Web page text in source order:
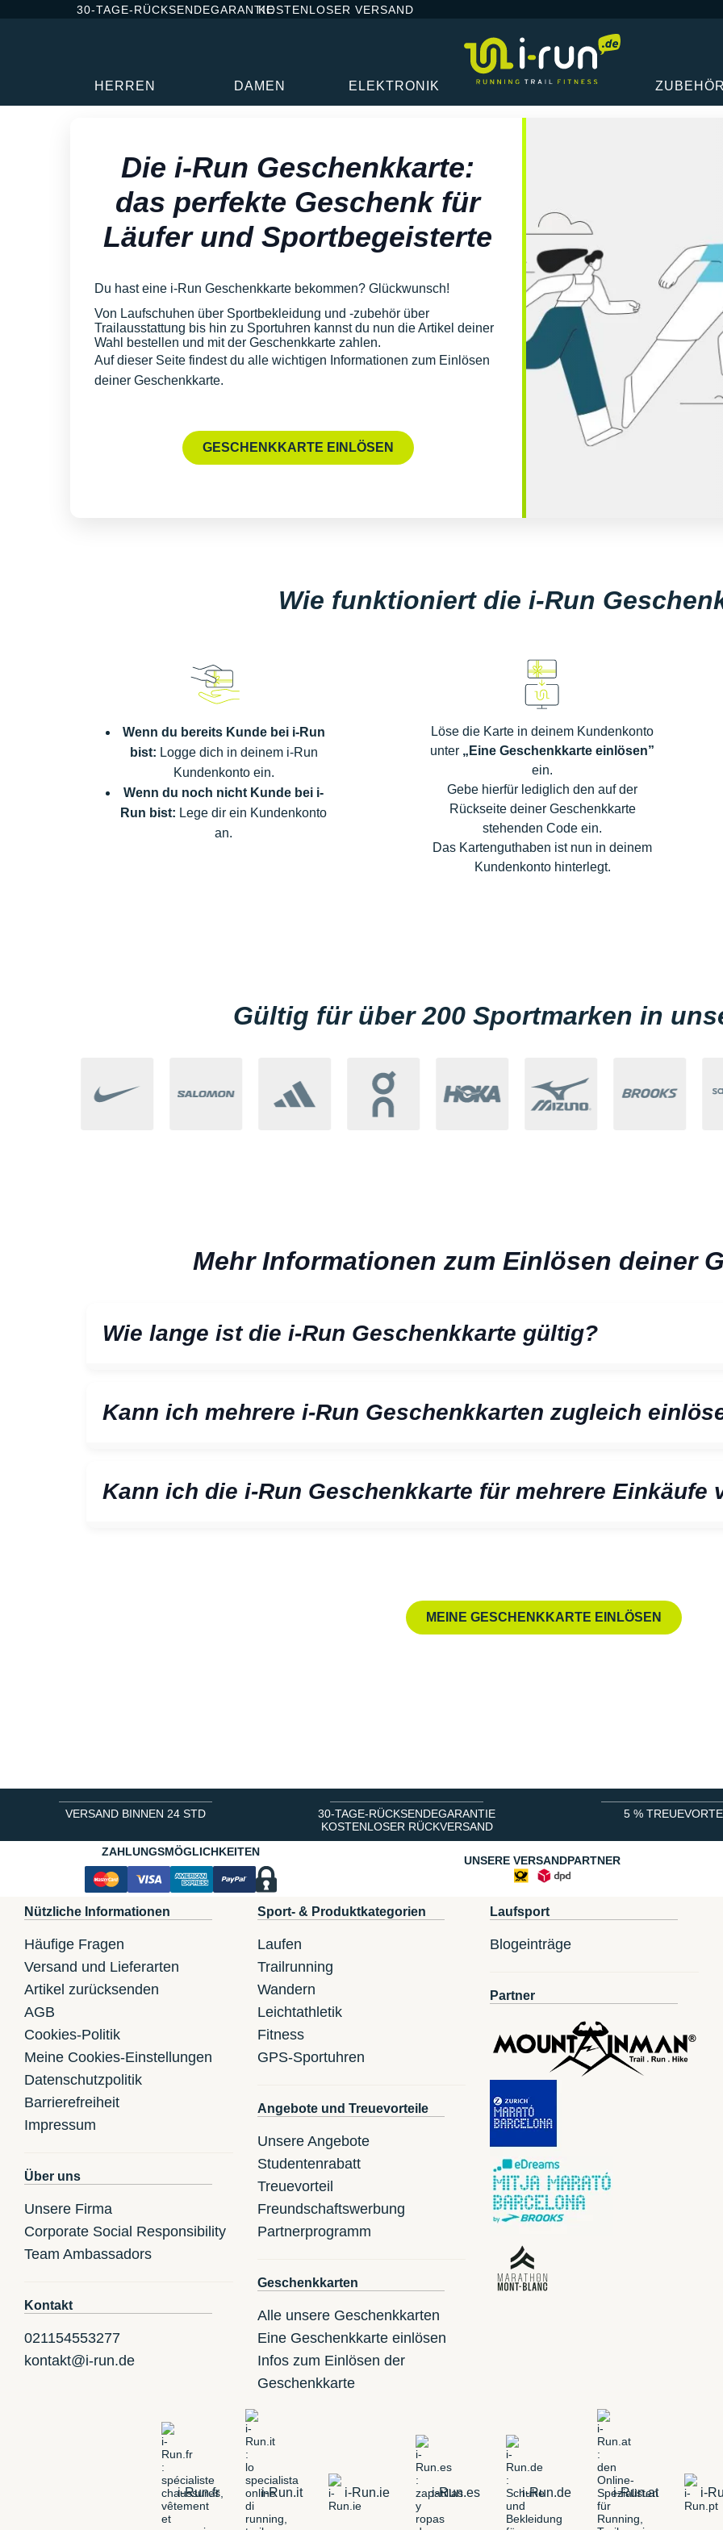
30-TAGE-RÜCKSENDEGARANTIEKOSTENLOSER VERSAND
HERREN DAMEN ELEKTRONIK ZUBEHÖR
Die i-Run Geschenkkarte:
das perfekte Geschenk für
Läufer und Sportbegeisterte
Du hast eine i-Run Geschenkkarte bekommen? Glückwunsch!
Von Laufschuhen über Sportbekleidung und -zubehör über
Trailausstattung bis hin zu Sportuhren kannst du nun die Artikel deiner
Wahl bestellen und mit der Geschenkkarte zahlen.
Auf dieser Seite findest du alle wichtigen Informationen zum Einlösen
deiner Geschenkkarte.
GESCHENKKARTE EINLÖSEN
Wie funktioniert die i-Run
Wenn du bereits Kunde bei i-Run
bist: Logge dich in deinem i-Run
Kundenkonto ein.
Wenn du noch nicht Kunde bei i-
Run bist: Lege dir ein Kundenkonto
an.
Löse die Karte in deinem Kundenkonto
unter „Eine Geschenkkarte einlösen”
ein.
Gebe hierfür lediglich den auf der
Rückseite deiner Geschenkkarte
stehenden Code ein.
Das Kartenguthaben ist nun in deinem
Kundenkonto hinterlegt.
Gültig für über 200 Sportmarken in
Mehr Informationen zum Einlösen deiner
Wie lange ist die i-Run Geschenkkarte gültig?
Kann ich mehrere i-Run Geschenkkarten zugleich
Kann ich die i-Run Geschenkkarte für mehrere Einkäufe
MEINE GESCHENKKARTE EINLÖSEN
VERSAND BINNEN 24 STD
30-TAGE-RÜCKSENDEGARANTIE
KOSTENLOSER RÜCKVERSAND
5 %
ZAHLUNGSMÖGLICHKEITEN
UNSERE VERSANDPARTNER
Nützliche Informationen
Häufige Fragen
Versand und Lieferarten
Artikel zurücksenden
AGB
Cookies-Politik
Meine Cookies-Einstellungen
Datenschutzpolitik
Barrierefreiheit
Impressum
Über uns
Unsere Firma
Corporate Social Responsibility
Team Ambassadors
Kontakt
021154553277
kontakt@i-run.de
Sport- & Produktkategorien
Laufen
Trailrunning
Wandern
Leichtathletik
Fitness
GPS-Sportuhren
Angebote und Treuevorteile
Unsere Angebote
Studentenrabatt
Treuevorteil
Freundschaftswerbung
Partnerprogramm
Geschenkkarten
Alle unsere Geschenkkarten
Eine Geschenkkarte einlösen
Infos zum Einlösen der
Geschenkkarte
Laufsport
Blogeinträge
Partner
i-Run.fr i-Run.it i-Run.ie i-Run.es i-Run.de i-Run.at i-